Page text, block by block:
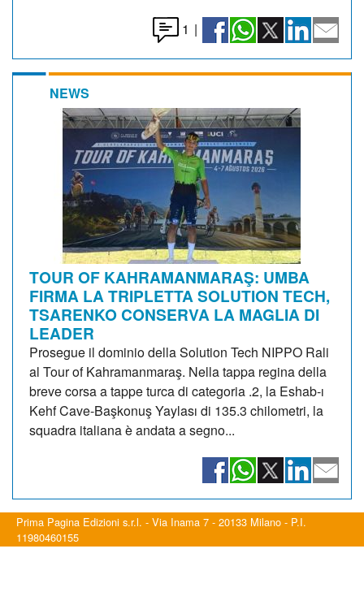
1 |
NEWS
TOUR OF KAHRAMANMARAŞ: UMBA
FIRMA LA TRIPLETTA SOLUTION TECH,
TSARENKO CONSERVA LA MAGLIA DI
LEADER
Prosegue il dominio della Solution Tech NIPPO Rali
al Tour of Kahramanmaraş. Nella tappa regina della
breve corsa a tappe turca di categoria .2, la Eshab-ı
Kehf Cave-Başkonuş Yaylası di 135.3 chilometri, la
squadra italiana è andata a segno...
Prima Pagina Edizioni s.r.l. - Via Inama 7 - 20133 Milano - P.I.
11980460155